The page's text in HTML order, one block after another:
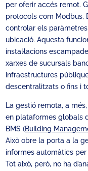
per oferir accés remot.
protocols com Modbus,
controlar els paràmetres
ubicació. Aquesta
instal·lacions
xarxes de sucursals
infraestructures
descentralitzats o fins i
La gestió remota, a
en plataformes globals
BMS (Building
Això obre la porta a la
informes automàtics
Tot això, però, no ha